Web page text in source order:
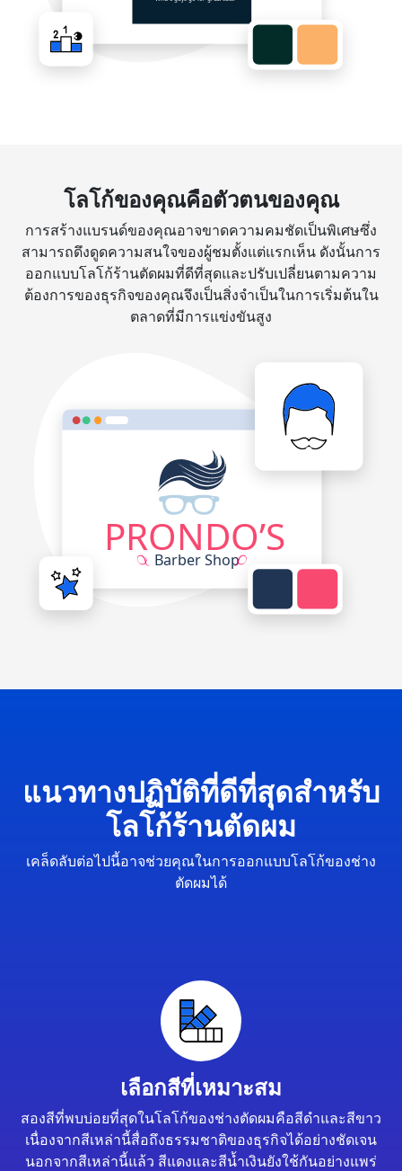
โลโก้ของคุณคือตัวตนของคุณ
การสร้างแบรนด์ของคุณอาจขาดความคมชัดเป็นพิเศษซึ่ง
สามารถดึงดูดความสนใจของผู้ชมตั้งแต่แรกเห็น ดังนั้นการ
ออกแบบโลโก้ร้านตัดผมที่ดีที่สุดและปรับเปลี่ยนตามความ
ต้องการของธุรกิจของคุณจึงเป็นสิ่งจำเป็นในการเริ่มต้นใน
ตลาดที่มีการแข่งขันสูง
แนวทางปฏิบัติที่ดีที่สุดสำหรับ
โลโก้ร้านตัดผม
เคล็ดลับต่อไปนี้อาจช่วยคุณในการออกแบบโลโก้ของช่าง
ตัดผมได้
เลือกสีที่เหมาะสม
สองสีที่พบบ่อยที่สุดในโลโก้ของช่างตัดผมคือสีดำและสีขาว
เนื่องจากสีเหล่านี้สื่อถึงธรรมชาติของธุรกิจได้อย่างชัดเจน
นอกจากสีเหล่านี้แล้ว สีแดงและสีน้ำเงินยังใช้กันอย่างแพร่